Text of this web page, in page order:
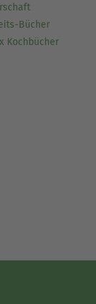
Bücher
Kochbücher